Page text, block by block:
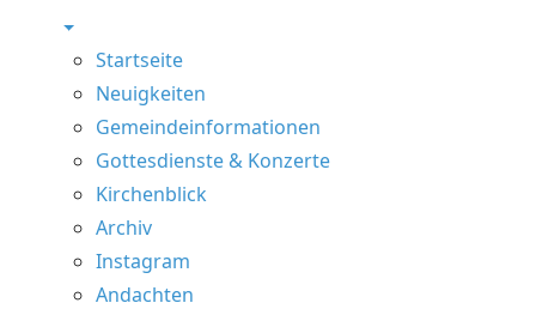
Startseite
Neuigkeiten
Gemeindeinformationen
Gottesdienste & Konzerte
Kirchenblick
Archiv
Instagram
Andachten